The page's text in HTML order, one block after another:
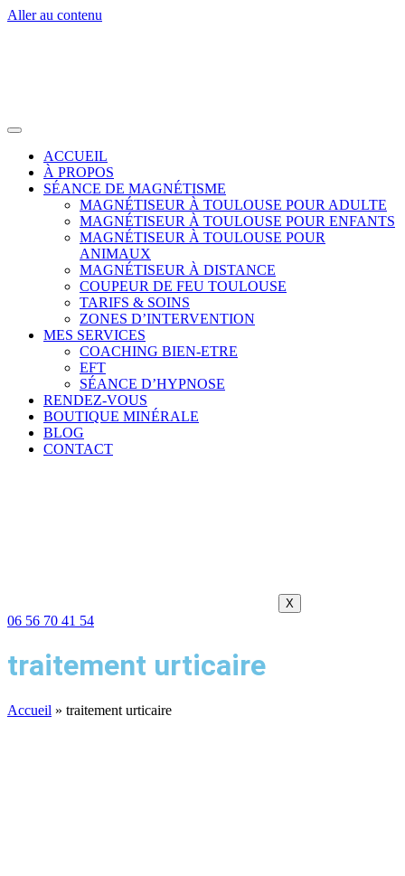
Aller au contenu
ACCUEIL
À PROPOS
SÉANCE DE MAGNÉTISME
MAGNÉTISEUR À TOULOUSE POUR ADULTE
MAGNÉTISEUR À TOULOUSE POUR ENFANTS
MAGNÉTISEUR À TOULOUSE POUR
ANIMAUX
MAGNÉTISEUR À DISTANCE
COUPEUR DE FEU TOULOUSE
TARIFS & SOINS
ZONES D’INTERVENTION
MES SERVICES
COACHING BIEN-ETRE
EFT
SÉANCE D’HYPNOSE
RENDEZ-VOUS
BOUTIQUE MINÉRALE
BLOG
CONTACT
X
06 56 70 41 54
traitement urticaire
Accueil » traitement urticaire